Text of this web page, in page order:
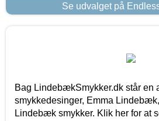
Se udvalget på
Bag LindebækSmykker.dk står en
smykkedesinger, Emma
Lindebæk smykker. Klik her for at